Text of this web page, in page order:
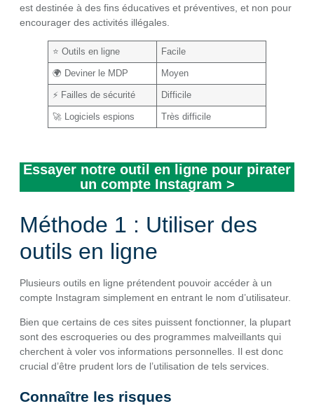
est destinée à des fins éducatives et préventives, et non pour
encourager des activités illégales.
⭐️ Outils en ligne Facile
🌍 Deviner le MDP Moyen
⚡️ Failles de sécurité Difficile
🚀 Logiciels espions Très difficile
Essayer notre outil en ligne pour pirater
un compte Instagram >
Méthode 1 : Utiliser des
outils en ligne
Plusieurs outils en ligne prétendent pouvoir accéder à un
compte Instagram simplement en entrant le nom d’utilisateur.
Bien que certains de ces sites puissent fonctionner, la plupart
sont des escroqueries ou des programmes malveillants qui
cherchent à voler vos informations personnelles. Il est donc
crucial d’être prudent lors de l’utilisation de tels services.
Connaître les risques